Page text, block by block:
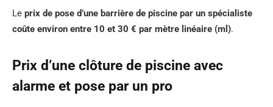
Le prix de pose d’une barrière de piscine par un spécialiste
coûte environ entre 10 et 30 € par mètre linéaire (ml).
Prix d’une clôture de piscine avec
alarme et pose par un pro